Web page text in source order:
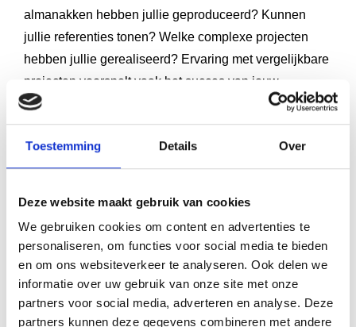
Toestemming Details Over
Deze website maakt gebruik van cookies
We gebruiken cookies om content en advertenties te
personaliseren, om functies voor social media te bieden
en om ons websiteverkeer te analyseren. Ook delen we
informatie over uw gebruik van onze site met onze
partners voor social media, adverteren en analyse. Deze
partners kunnen deze gegevens combineren met andere
almanakken hebben jullie geproduceerd? Kunnen
jullie referenties tonen? Welke complexe projecten
hebben jullie gerealiseerd? Ervaring met vergelijkbare
projecten voorspelt vaak het succes van jouw
opdracht.
en wat kosten deze? Hoe communiceren jullie tijdens
het proces? Bieden jullie ondersteuning bij
bestandsvoorbereiding? Goede service en duidelijke
communicatie voorkomen problemen en zorgen voor
een soepel verloop.